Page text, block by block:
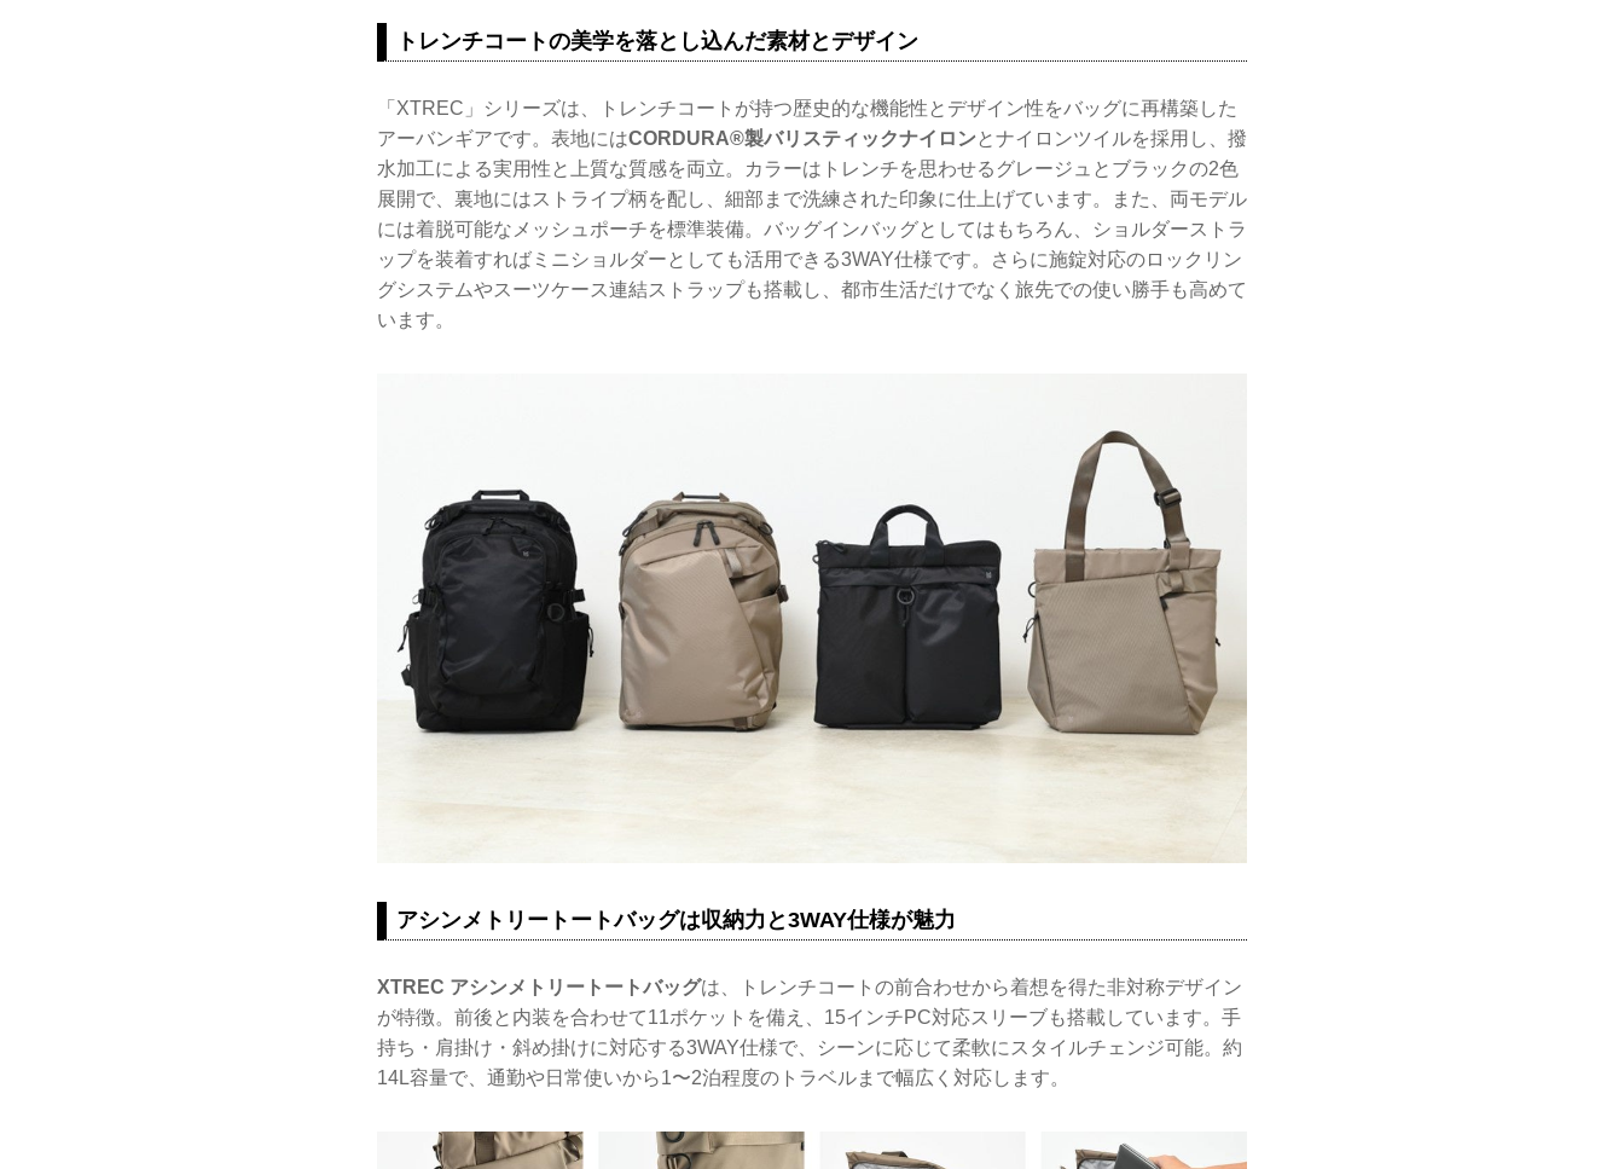
トレンチコートの美学を落とし込んだ素材とデザイン
「XTREC」シリーズは、トレンチコートが持つ歴史的な機能性とデザイン性をバッグに再構築した
アーバンギアです。表地にはCORDURA®製バリスティックナイロンとナイロンツイルを採用し、撥
水加工による実用性と上質な質感を両立。カラーはトレンチを思わせるグレージュとブラックの2色
展開で、裏地にはストライプ柄を配し、細部まで洗練された印象に仕上げています。また、両モデル
には着脱可能なメッシュポーチを標準装備。バッグインバッグとしてはもちろん、ショルダーストラ
ップを装着すればミニショルダーとしても活用できる3WAY仕様です。さらに施錠対応のロックリン
グシステムやスーツケース連結ストラップも搭載し、都市生活だけでなく旅先での使い勝手も高めて
います。
アシンメトリートートバッグは収納力と3WAY仕様が魅力
XTREC アシンメトリートートバッグは、トレンチコートの前合わせから着想を得た非対称デザイン
が特徴。前後と内装を合わせて11ポケットを備え、15インチPC対応スリーブも搭載しています。手
持ち・肩掛け・斜め掛けに対応する3WAY仕様で、シーンに応じて柔軟にスタイルチェンジ可能。約
14L容量で、通勤や日常使いから1〜2泊程度のトラベルまで幅広く対応します。